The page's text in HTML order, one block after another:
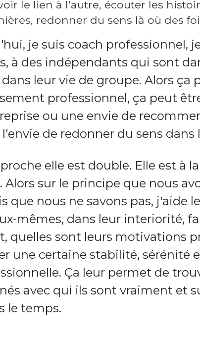
le lien à l'autre, écouter les
redonner du sens là où des
je suis coach professionnel,
à des indépendants qui sont
leur vie de groupe. Alors ça
professionnel, ça peut
ou une envie de
de redonner du sens dans
elle est double. Elle est à
Alors sur le principe que nous
que nous ne savons pas, j'aide
mêmes, dans leur interiorité,
quelles sont leurs motivations
une certaine stabilité, sérénité
Ça leur permet de
avec qui ils sont vraiment et
le temps.